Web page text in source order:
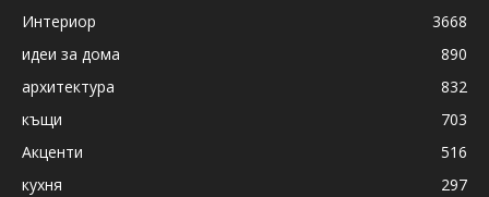
Интериор
3668
идеи за дома
890
архитектура
832
къщи
703
Акценти
516
кухня
297